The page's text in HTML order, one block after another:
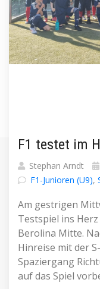
F1 testet im
Stephan Arndt
F1-Junioren (U9),
Am gestrigen
Testspiel ins
Berolina Mitte.
Hinreise mit der
Spaziergang
auf das Spiel